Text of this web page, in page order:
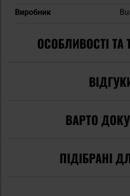
Виробник
ОСОБЛИВОСТІ ТА
ВАРТО
ПІДІБРАНІ